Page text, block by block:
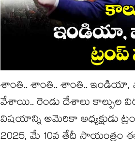
శాంతి.. శాంతి.. శాంతి.. ఇండియా,
వేశాయి.. రెండు దేశాలు కాల్పుల
విషయాన్ని అమెరికా అధ్యక్షుడు
2025, మే 10వ తేదీ సాయంత్రం